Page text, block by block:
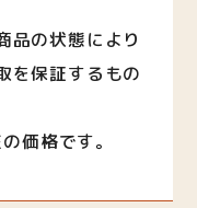
品の状態により
を保証するもの
価格です。